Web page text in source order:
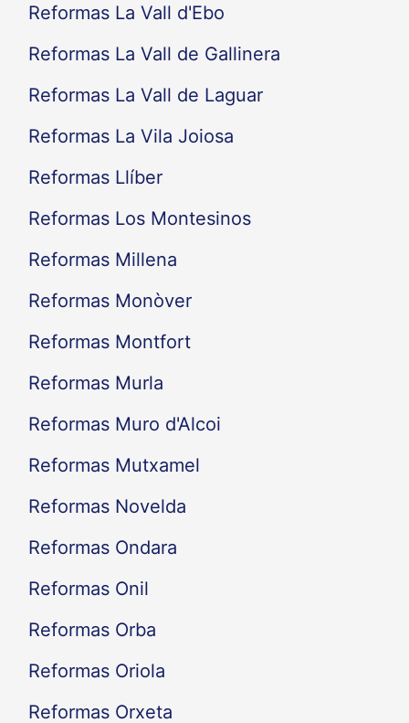
Reformas La Vall d'Ebo
Reformas La Vall de Gallinera
Reformas La Vall de Laguar
Reformas La Vila Joiosa
Reformas Llíber
Reformas Los Montesinos
Reformas Millena
Reformas Monòver
Reformas Montfort
Reformas Murla
Reformas Muro d'Alcoi
Reformas Mutxamel
Reformas Novelda
Reformas Ondara
Reformas Onil
Reformas Orba
Reformas Oriola
Reformas Orxeta